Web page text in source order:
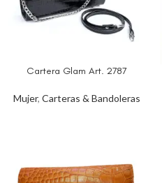
Cartera Glam Art. 2787
Mujer, Carteras & Bandoleras